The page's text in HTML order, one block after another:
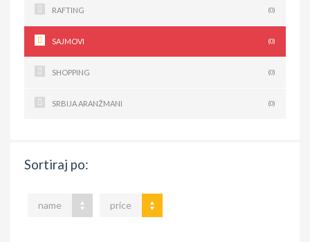
RAFTING (0)
SAJMOVI (0)
SHOPPING (0)
SRBIJA ARANŽMANI (0)
Sortiraj po:
name price